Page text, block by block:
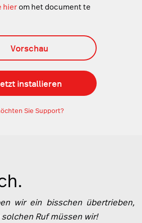
hierom het document te
Vorschau
installieren
Sie Support?
wir ein bisschen übertrieben,
Ruf müssen wir!